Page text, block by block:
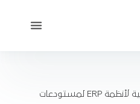
الميزات الأساسية لأنظمة ERP لمستودعات